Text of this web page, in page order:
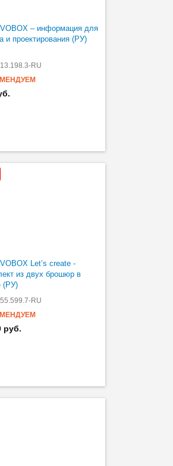
– информация для
и проектирования (РУ)
RU
Let’s create -
из двух брошюр в
(РУ)
RU
руб.